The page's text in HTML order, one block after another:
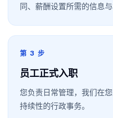
同、薪酬设置所需的信息与
第 3 步
员工正式入职
您负责日常管理，我们在
持续性的行政事务。